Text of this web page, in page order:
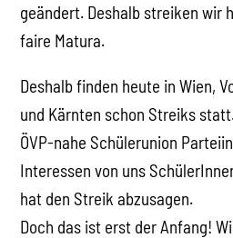
geändert. Deshalb streiken wir
faire Matura.
Deshalb finden heute in Wien,
und Kärnten schon Streiks
ÖVP-nahe Schülerunion
Interessen von uns
hat den Streik abzusagen.
Doch das ist erst der Anfang!